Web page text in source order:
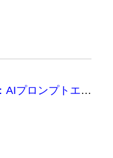
AIで継続的改善を推進する：AIプロンプトエンジニアリングへの品質思考の適用-2（品証品管ニュース）